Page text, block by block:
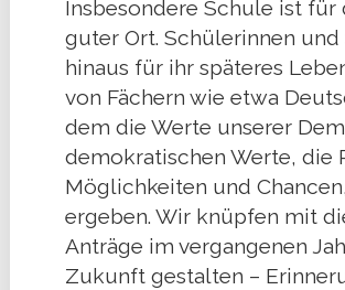
Insbesondere Schule ist
guter Ort. Schülerinnen
hinaus für ihr späteres
von Fächern wie etwa
dem die Werte unserer
demokratischen Werte, die
Möglichkeiten und
ergeben. Wir knüpfen mit
Anträge im vergangenen
Zukunft gestalten –